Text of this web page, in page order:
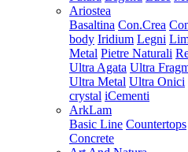
Ariostea
Basaltina Con.Crea
body Iridium Legni
Metal Pietre Naturali
Ultra Agata Ultra
Ultra Metal Ultra Onici
crystal iCementi
ArkLam
Basic Line Countertops
Concrete